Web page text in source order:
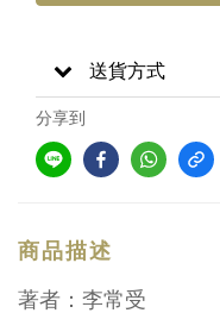
送貨方式
分享到
商品描述
著者：李常受